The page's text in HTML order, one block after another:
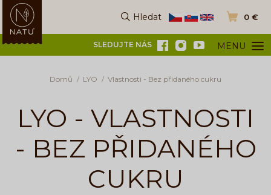
Hledat
Vyhledat Přejít do
0 €
SLEDUJTE NÁS MENU
OTEVŘÍT
Domů LYO Vlastnosti - Bez přidaného cukru
LYO - VLASTNOSTI
- BEZ PŘIDANÉHO
CUKRU